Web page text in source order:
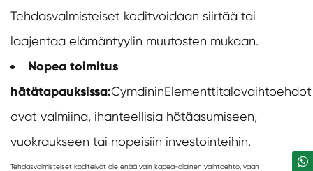
Tehdasvalmisteiset koditvoidaan siirtää tai
laajentaa elämäntyylin muutosten mukaan.
Nopea toimitus
hätätapauksissa:CymdininElementtitalovaihtoehdot
ovat valmiina, ihanteellisia hätäasumiseen,
vuokraukseen tai nopeisiin investointeihin.
Tehdasvalmisteiset koditeivät ole enää vain kapea-alainen vaihtoehto, vaan